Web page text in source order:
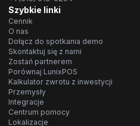
Szybkie linki
Cennik
O nas
Dołącz do spotkania demo
Skontaktuj się z nami
Zostań partnerem
Porównaj LunixPOS
Kalkulator zwrotu z inwestycji
Przemysły
Integracje
Centrum pomocy
Lokalizacje